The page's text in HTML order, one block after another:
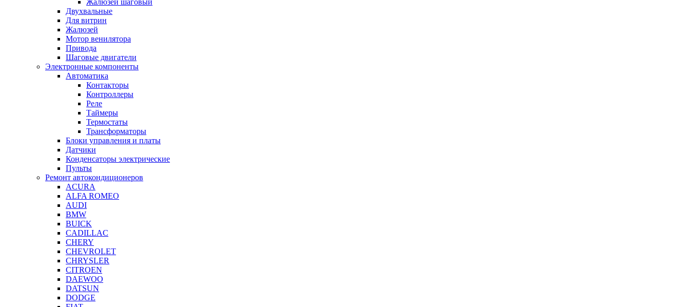
Жалюзей шаговый
Двухвальные
Для витрин
Жалюзей
Мотор венилятора
Привода
Шаговые двигатели
Электронные компоненты
Автоматика
Контакторы
Контроллеры
Реле
Таймеры
Термостаты
Трансформаторы
Блоки управления и платы
Датчики
Конденсаторы электрические
Пульты
Ремонт автокондиционеров
ACURA
ALFA ROMEO
AUDI
BMW
BUICK
CADILLAC
CHERY
CHEVROLET
CHRYSLER
CITROEN
DAEWOO
DATSUN
DODGE